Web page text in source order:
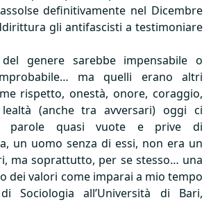
definitivamente nel Dicembre
gli antifascisti a testimoniare
genere sarebbe impensabile o
ma quelli erano altri
rispetto, onestà, onore, coraggio,
(anche tra avversari) oggi ci
parole quasi vuote e prive di
un uomo senza di essi, non era un
ma soprattutto, per se stesso… una
dei valori come imparai a mio tempo
Sociologia all’Università di Bari,